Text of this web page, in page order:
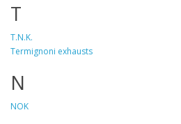
T
T.N.K.
Termignoni exhausts
Ν
ΝΟΚ